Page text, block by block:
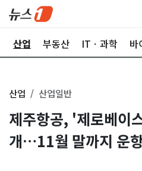
산업 부동산 ITㆍ과학 바
산업 산업일반
제주항공, '제로베이
개…11월 말까지 운